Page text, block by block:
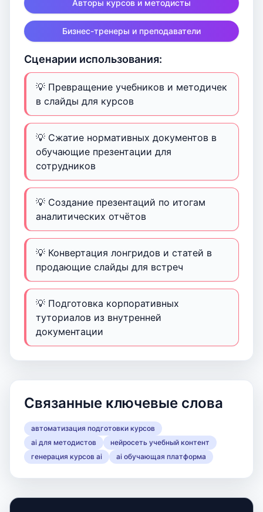
Авторы курсов и методисты
Бизнес-тренеры и преподаватели
Сценарии использования:
💡 Превращение учебников и методичек
в слайды для курсов
💡 Сжатие нормативных документов в
обучающие презентации для
сотрудников
💡 Создание презентаций по итогам
аналитических отчётов
💡 Конвертация лонгридов и статей в
продающие слайды для встреч
💡 Подготовка корпоративных
туториалов из внутренней
документации
Связанные ключевые слова
автоматизация подготовки курсов
ai для методистов
нейросеть учебный контент
генерация курсов ai
ai обучающая платформа